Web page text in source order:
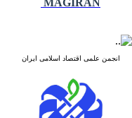
MAGIRAN
انجمن علمی اقتصاد اسلامی ایران